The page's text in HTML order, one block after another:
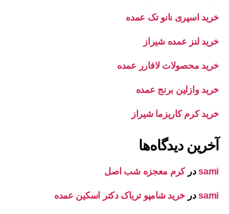
خرید اسپری نانو تک عمده
خرید لنز عمده شیراز
خرید محصولات لافارر عمده
خرید وازلین برنج عمده
خرید کرم کاریزما شیراز
آخرین دیدگاه‌ها
samiدرکرم معجزه شب اصل
samiدر خرید شامپو تریاک دکتر اسکین عمده